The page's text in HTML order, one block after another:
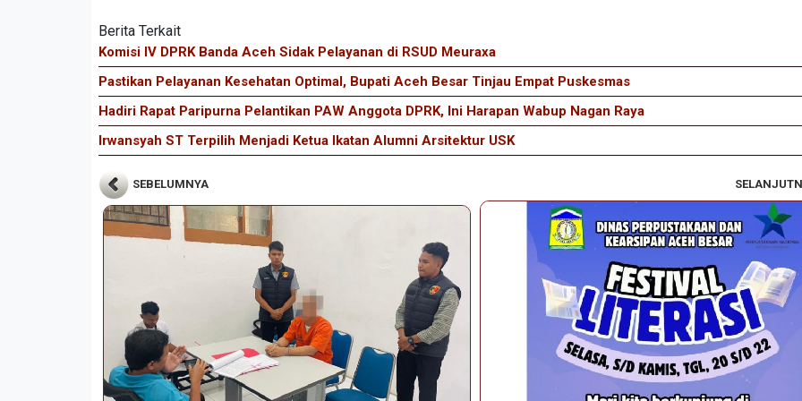
Berita Terkait
Komisi IV DPRK Banda Aceh Sidak Pelayanan di RSUD Meuraxa
Pastikan Pelayanan Kesehatan Optimal, Bupati Aceh Besar Tinjau Empat Puskesmas
Hadiri Rapat Paripurna Pelantikan PAW Anggota DPRK, Ini Harapan Wabup Nagan Raya
Irwansyah ST Terpilih Menjadi Ketua Ikatan Alumni Arsitektur USK
SEBELUMNYA